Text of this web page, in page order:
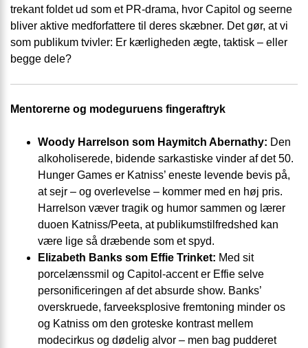
trekant foldet ud som et PR-drama, hvor Capitol og seerne
bliver aktive medforfattere til deres skæbner. Det gør, at vi
som publikum tvivler: Er kærligheden ægte, taktisk – eller
begge dele?
Mentorerne og modeguruens fingeraftryk
Woody Harrelson som Haymitch Abernathy: Den
alkoholiserede, bidende sarkastiske vinder af det 50.
Hunger Games er Katniss’ eneste levende bevis på,
at sejr – og overlevelse – kommer med en høj pris.
Harrelson væver tragik og humor sammen og lærer
duoen Katniss/Peeta, at publikumstilfredshed kan
være lige så dræbende som et spyd.
Elizabeth Banks som Effie Trinket: Med sit
porcelænssmil og Capitol-accent er Effie selve
personificeringen af det absurde show. Banks’
overskruede, farveeksplosive fremtoning minder os
og Katniss om den groteske kontrast mellem
modecirkus og dødelig alvor – men bag pudderet